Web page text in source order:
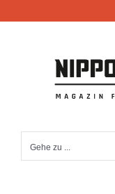
Inhalt
Gehe zu ...